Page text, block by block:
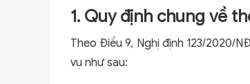
1. Quy định chung về
Theo Điều 9, Nghị định 123/2020/
vụ như sau: